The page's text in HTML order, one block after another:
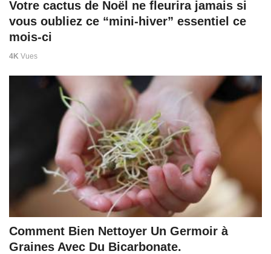
Votre cactus de Noël ne fleurira jamais si
vous oubliez ce “mini-hiver” essentiel ce
mois-ci
4K Vues
Comment Bien Nettoyer Un Germoir à
Graines Avec Du Bicarbonate.